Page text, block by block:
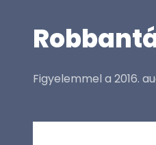
Figyelemmel a 2016.